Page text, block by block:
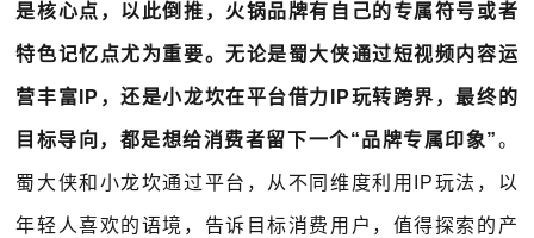
是核心点，以此倒推，火锅品牌有自己的专属符号或者
特色记忆点尤为重要。无论是蜀大侠通过短视频内容运
营丰富IP，还是小龙坎在平台借力IP玩转跨界，最终的
目标导向，都是想给消费者留下一个“品牌专属印象”。
蜀大侠和小龙坎通过平台，从不同维度利用IP玩法，以
年轻人喜欢的语境，告诉目标消费用户，值得探索的产